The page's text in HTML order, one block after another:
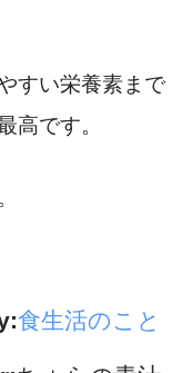
すい栄養素まで
高です。
食生活のこと